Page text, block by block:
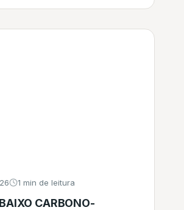
1 min de leitura
CARBONO-